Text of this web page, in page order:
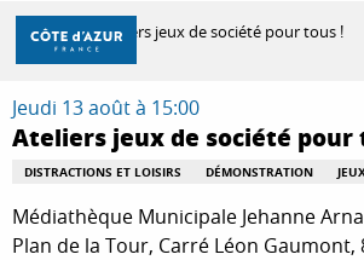
Aller
contenu
principal
DÉCOUVRIR
À FAIRE
Accueil Ateliers jeux de société pour tous !
Jeudi 13 août à 15:00
Ateliers jeux de société pour
DISTRACTIONS ET LOISIRS DÉMONSTRATION
Médiathèque Municipale Jehanne
Plan de la Tour, Carré Léon Gaumont,